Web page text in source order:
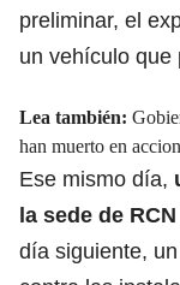
preliminar, el
un vehículo que
Lea también:
han muerto en
Ese mismo día,
la sede de
día siguiente,